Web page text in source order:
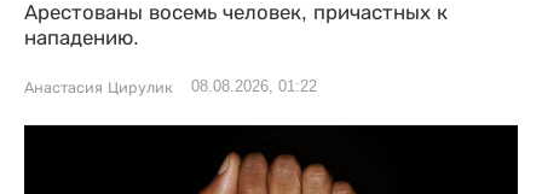
Арестованы восемь человек, причастных к
нападению.
Анастасия Цирулик 08.08.2026, 01:22